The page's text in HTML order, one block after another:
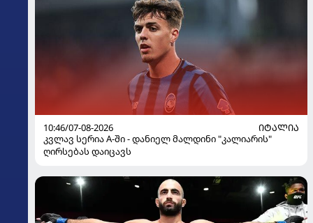
10:46/07-08-2026
ᲘᲢᲐᲚᲘᲐ
კვლავ სერია A-ში - დანიელ მალდინი "კალიარის"
ღირსებას დაიცავს